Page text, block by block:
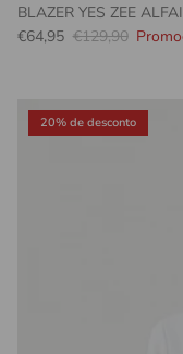
BLAZER YES ZEE
Preço promocional
€64,95 Preço normal
€129,90
20% de desconto